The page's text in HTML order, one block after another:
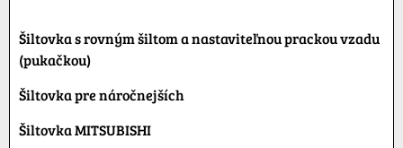
Šiltovka s rovným šiltom a nastaviteľnou prackou vzadu
(pukačkou)
Šiltovka pre náročnejších
Šiltovka MITSUBISHI